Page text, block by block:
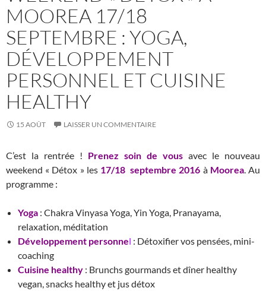
MOOREA 17/18
SEPTEMBRE : YOGA,
DÉVELOPPEMENT
PERSONNEL ET CUISINE
HEALTHY
15 AOÛT LAISSER UN COMMENTAIRE
C’est la rentrée ! Prenez soin de vous avec le nouveau
weekend « Détox » les17/18 septembre 2016 à Moorea. Au
programme :
Yoga : Chakra Vinyasa Yoga, Yin Yoga, Pranayama,
relaxation, méditation
Développement personnel : Détoxifier vos pensées, mini-
coaching
Cuisine healthy : Brunchs gourmands et dîner healthy
vegan, snacks healthy et jus détox